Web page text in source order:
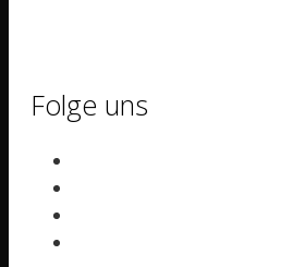
Folge uns